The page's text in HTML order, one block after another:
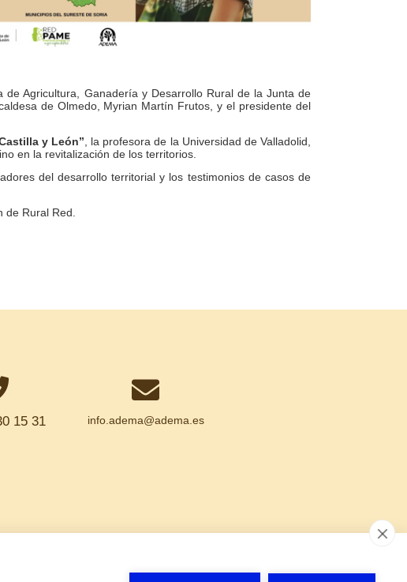
Agricultura, Ganadería y Desarrollo Rural de la Junta de
de Olmedo, Myrian Martín Frutos, y el presidente del
y León”, la profesora de la Universidad de Valladolid,
en la revitalización de los territorios.
del desarrollo territorial y los testimonios de casos de
de Rural Red.
15 31 info.adema@adema.es